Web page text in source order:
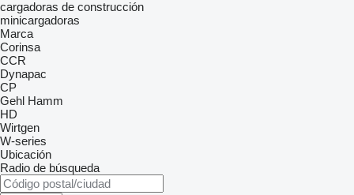
cargadoras de construcción
minicargadoras
Marca
Corinsa
CCR
Dynapac
CP
Gehl Hamm
HD
Wirtgen
W-series
Ubicación
Radio de búsqueda